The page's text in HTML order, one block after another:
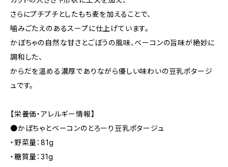
さらにプチプチとしたもち麦を加えることで、
噛みごたえのあるスープに仕上げています。
かぼちゃの自然な甘さとごぼうの風味、ベーコンの旨味が絶妙に
調和した、
からだを温める濃厚でありながら優しい味わいの豆乳ポタージ
ュです。
【栄養価・アレルギー情報】
●かぼちゃとベーコンのとろーり豆乳ポタージュ
・野菜量：81g
・糖質量：31g